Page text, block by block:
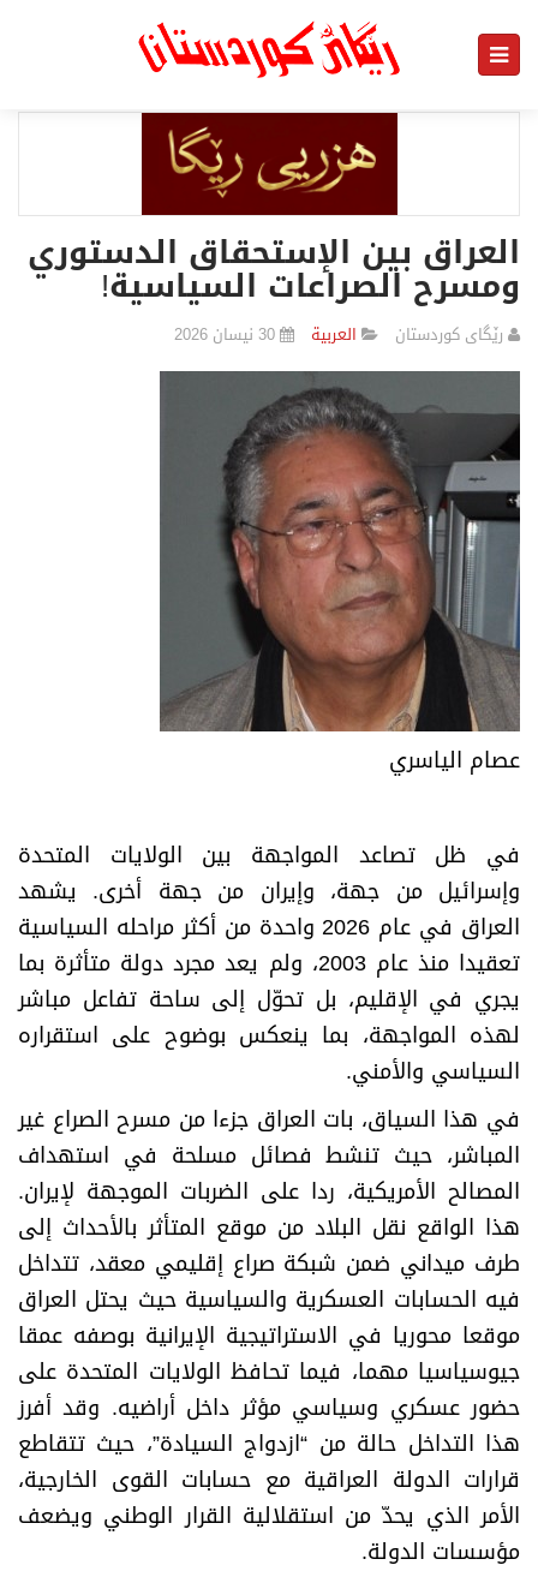
العراق بين الإستحقاق الدستوري
ومسرح الصراعات السياسية!
رێگای كوردستان العربیة 30 نیسان 2026
عصام الياسري
في ظل تصاعد المواجهة بين الولايات المتحدة
وإسرائيل من جهة، وإيران من جهة أخرى. يشهد
العراق في عام 2026 واحدة من أكثر مراحله السياسية
تعقيدا منذ عام 2003، ولم يعد مجرد دولة متأثرة بما
يجري في الإقليم، بل تحوّل إلى ساحة تفاعل مباشر
لهذه المواجهة، بما ينعكس بوضوح على استقراره
السياسي والأمني.
في هذا السياق، بات العراق جزءا من مسرح الصراع غير
المباشر، حيث تنشط فصائل مسلحة في استهداف
المصالح الأمريكية، ردا على الضربات الموجهة لإيران.
هذا الواقع نقل البلاد من موقع المتأثر بالأحداث إلى
طرف ميداني ضمن شبكة صراع إقليمي معقد، تتداخل
فيه الحسابات العسكرية والسياسية حيث يحتل العراق
موقعا محوريا في الاستراتيجية الإيرانية بوصفه عمقا
جيوسياسيا مهما، فيما تحافظ الولايات المتحدة على
حضور عسكري وسياسي مؤثر داخل أراضيه. وقد أفرز
هذا التداخل حالة من “ازدواج السيادة”، حيث تتقاطع
قرارات الدولة العراقية مع حسابات القوى الخارجية،
الأمر الذي يحدّ من استقلالية القرار الوطني ويضعف
مؤسسات الدولة.